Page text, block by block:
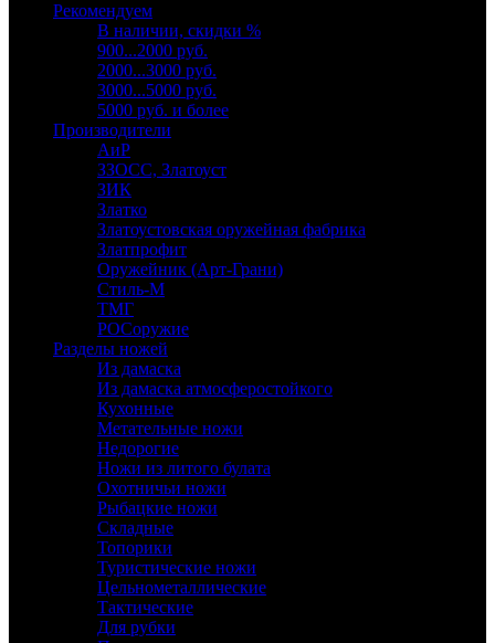
Рекомендуем
В наличии, скидки %
900...2000 руб.
2000...3000 руб.
3000...5000 руб.
5000 руб. и более
Производители
АиР
ЗЗОСС, Златоуст
ЗИК
Златко
Златоустовская оружейная фабрика
Златпрофит
Оружейник (Арт-Грани)
Стиль-М
ТМГ
РОСоружие
Разделы ножей
Из дамаска
Из дамаска атмосферостойкого
Кухонные
Метательные ножи
Недорогие
Ножи из литого булата
Охотничьи ножи
Рыбацкие ножи
Складные
Топорики
Туристические ножи
Цельнометаллические
Тактические
Для рубки